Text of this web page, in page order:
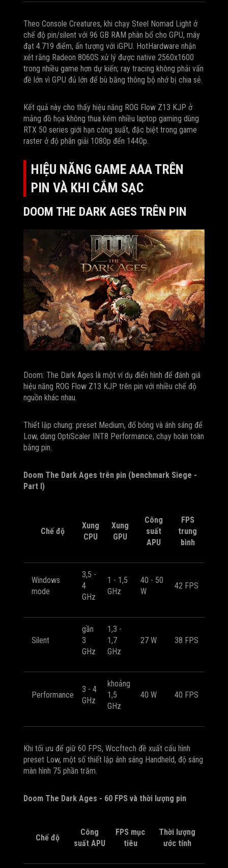
Theo Console Creatures, khi chạy Steel Nomad Light ở
chế độ pin/silent với 96 GB RAM phân bổ cho GPU, máy
đạt 4.719 điểm, ấn tượng với iGPU. HotHardware nhận
xét rằng Radeon 8060S xử lý được native 2560x1600
trong nhiều game hơn dự kiến; ray tracing không phải vấn
đề lớn vì GPU đủ lớn để bù băng thông bộ nhớ bị chia sẻ.
Kết quả này cho thấy hiệu năng ROG Flow Z13 KJP ở
mảng đồ họa không thua kém nhiều laptop gaming dùng
RTX 50 series giới hạn công suất, đặc biệt trong game
raster ở độ phân giải 1080p đến 1440p.
HIỆU NĂNG GAME AAA TRÊN
PIN VÀ KHI CẮM SẠC
DOOM THE DARK AGES TRÊN PIN
Doom: The Dark Ages là một ví dụ điển hình để đánh giá
hiệu năng ROG Flow Z13 KJP trên pin với nhiều chế độ
nguồn khác nhau.
Thiết lập chung: preset Medium, đổ bóng và ánh sáng để
Low, dùng OptiScaler INT8 Performance, chạy hoàn toàn
bằng pin.
Doom The Dark Ages trên pin (benchmark Siege -
Part I)
Chế độ
Xung
CPU
Xung
GPU
Công
suất
APU
FPS
trung
bình
Windows
mode
3,5 -
4
GHz
1 - 1,5
GHz
40 - 50
W
42 FPS
Silent
gần
3
GHz
1,3 -
1,7
GHz
27 W 38 FPS
Performance
3 - 4
GHz
khoảng
1,5
GHz
40 W 40 FPS
Khi tối ưu để giữ 60 FPS, Wccftech đề xuất cấu hình
preset Low, một số thiết lập ánh sáng Handheld, độ sáng
màn hình 75 phần trăm.
Doom The Dark Ages - 60 FPS và thời lượng pin
Chế độ
Công
suất APU
FPS mục
tiêu
Thời lượng
ước tính